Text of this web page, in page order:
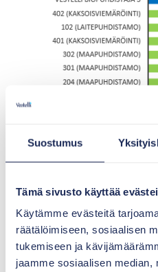
Suostumus
Tämä sivusto käyttää
Käytämme evästeitä
räätälöimiseen, sosiaalisen
tukemiseen ja
jaamme sosiaalisen median,